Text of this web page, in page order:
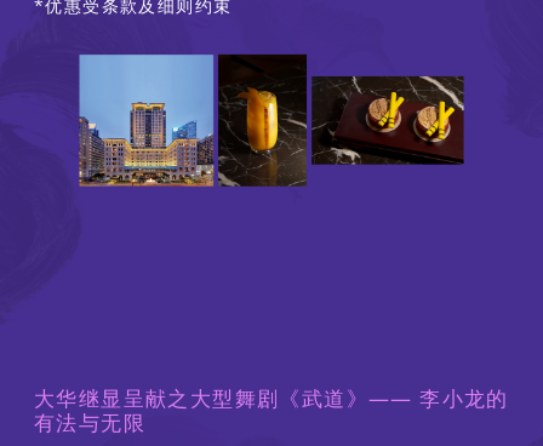
*优惠受条款及细则约束
大华继显呈献之大型舞剧《武道》—— 李小龙的
有法与无限